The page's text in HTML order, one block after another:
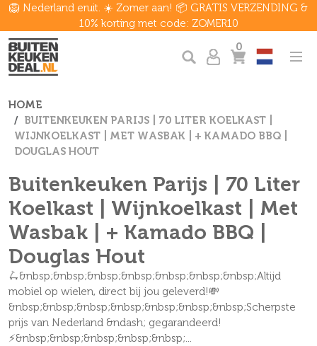
🦁 Nederland eruit. ☀️ Zomer aan! 📦 GRATIS VERZENDING &
10% korting met code: ZOMER10
0
HOME
BUITENKEUKEN PARIJS | 70 LITER KOELKAST |
WIJNKOELKAST | MET WASBAK | + KAMADO BBQ |
DOUGLAS HOUT
Buitenkeuken Parijs | 70 Liter
Koelkast | Wijnkoelkast | Met
Wasbak | + Kamado BBQ |
Douglas Hout
🛴&nbsp;&nbsp;&nbsp;&nbsp;&nbsp;&nbsp;&nbsp;Altijd
mobiel op wielen, direct bij jou geleverd!💸
&nbsp;&nbsp;&nbsp;&nbsp;&nbsp;&nbsp;&nbsp;Scherpste
prijs van Nederland &ndash; gegarandeerd!
⚡&nbsp;&nbsp;&nbsp;&nbsp;&nbsp;...